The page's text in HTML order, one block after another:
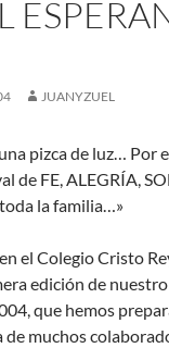
JUANYZUEL
pizca de luz… Por
de FE, ALEGRÍA,
la familia…»
el Colegio Cristo
edición de
que hemos
de muchos